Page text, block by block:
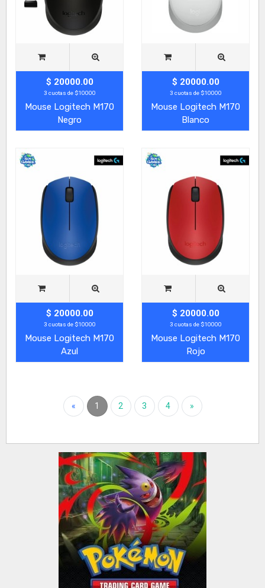
$ 20000.00
3 cuotas de $10000
Mouse Logitech M170
Negro
$ 20000.00
3 cuotas de $10000
Mouse Logitech M170
Blanco
$ 20000.00
3 cuotas de $10000
Mouse Logitech M170
Azul
$ 20000.00
3 cuotas de $10000
Mouse Logitech M170
Rojo
« 1 2 3 4 »